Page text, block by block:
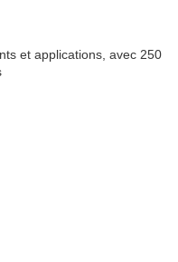
et applications, avec 250